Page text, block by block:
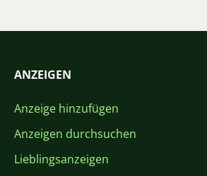
ANZEIGEN
Anzeige hinzufügen
Anzeigen durchsuchen
Lieblingsanzeigen